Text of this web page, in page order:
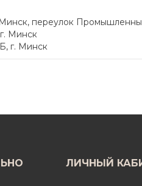
переулок
Минск
г. Минск
ЛИЧНЫЙ